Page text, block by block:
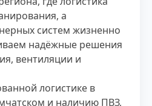
а
систем жизненно
надёжные решения
вентиляции и
логистике в
и наличию ПВЗ,